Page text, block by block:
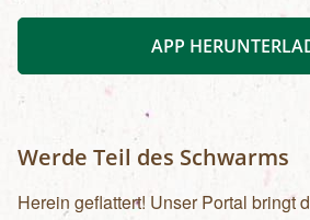
APP
Werde Teil des Schwarms
Herein geflattert! Unser Portal bringt